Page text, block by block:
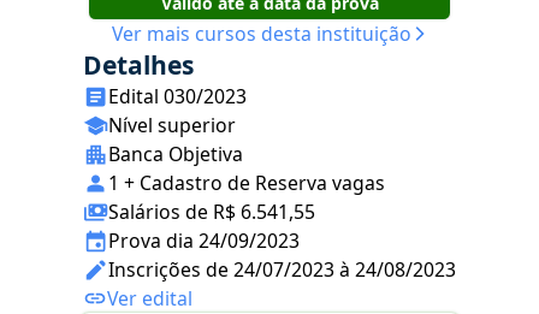
Ver mais cursos desta instituição
Detalhes
Edital 030/2023
Nível superior
Banca Objetiva
1 + Cadastro de Reserva vagas
Salários de R$ 6.541,55
Prova dia 24/09/2023
Inscrições de 24/07/2023 à 24/08/2023
Ver edital